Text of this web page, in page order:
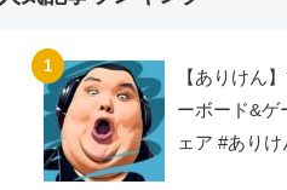
【ありけん
ーボード&ゲ
ェア #ありけ